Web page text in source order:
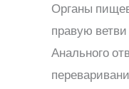
Органы
правую
Анального